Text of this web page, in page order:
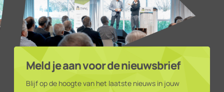
Meld je aan voor de nieuwsbrief
Blijf op de hoogte van het laatste nieuws in jouw